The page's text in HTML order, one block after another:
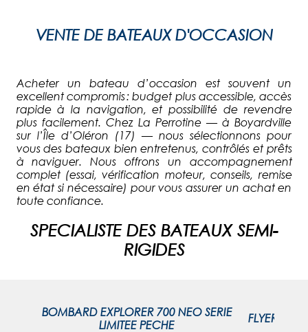
VENTE DE BATEAUX D'OCCASION
Acheter un bateau d’occasion est souvent un
excellent compromis : budget plus accessible, accès
rapide à la navigation, et possibilité de revendre
plus facilement. Chez La Perrotine — à Boyardville
sur l’Île d’Oléron (17) — nous sélectionnons pour
vous des bateaux bien entretenus, contrôlés et prêts
à naviguer. Nous offrons un accompagnement
complet (essai, vérification moteur, conseils, remise
en état si nécessaire) pour vous assurer un achat en
toute confiance.
SPECIALISTE DES BATEAUX SEMI-
RIGIDES
BOMBARD EXPLORER 700 NEO SERIE
LIMITEE PECHE
FLYER 8